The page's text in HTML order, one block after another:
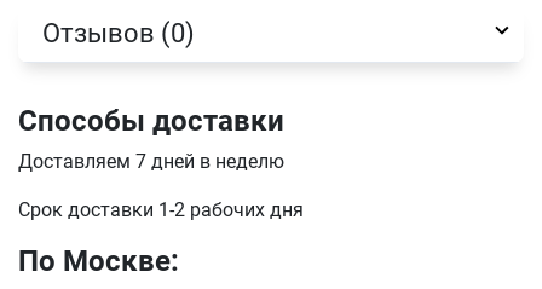
Отзывов (0)
Способы доставки
Доставляем 7 дней в неделю
Срок доставки 1-2 рабочих дня
По Москве: